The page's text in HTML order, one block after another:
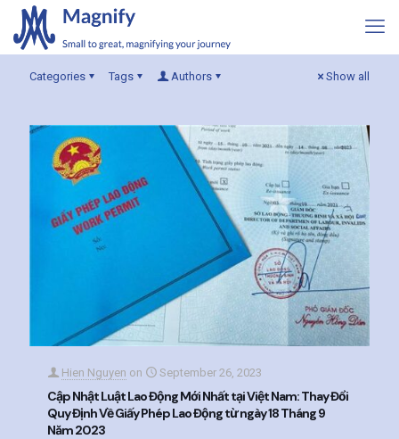
Categories Tags Authors Show all
Hien Nguyen on September 26, 2023
Cập Nhật Luật Lao Động Mới Nhất tại Việt Nam: Thay Đổi
Quy Định Về Giấy Phép Lao Động từ ngày 18 Tháng 9
Năm 2023